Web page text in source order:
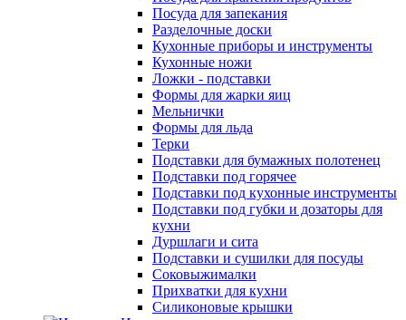
Посуда для запекания
Разделочные доски
Кухонные приборы и инструменты
Кухонные ножи
Ложки - подставки
Формы для жарки яиц
Мельнички
Формы для льда
Терки
Подставки для бумажных полотенец
Подставки под горячее
Подставки под кухонные инструменты
Подставки под губки и дозаторы для
кухни
Дуршлаги и сита
Подставки и сушилки для посуды
Соковыжималки
Прихватки для кухни
Силиконовые крышки